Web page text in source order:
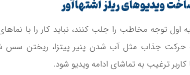
ویدیوهای ریلز اشتهاآور
اینکه ویدیوهای کوتاه شما در ۳ ثانیه اول توجه مخاطب را جلب کنند، نباید
یک حرکت جذاب مثل آب شدن پنیر پیتزا، ریختن
ترغیب به تماشای ادامه ویدیو شود.